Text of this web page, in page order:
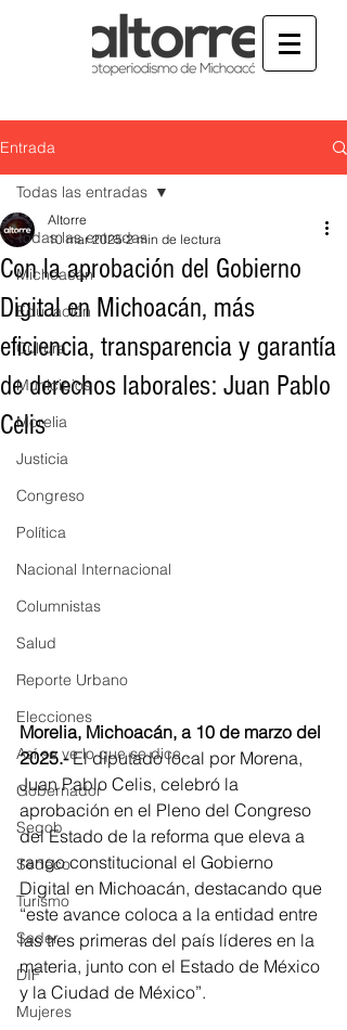
Entrada
Todas las entradas
Michoacán
Educación
Cultura
Municipios
Morelia
Justicia
Congreso
Política
Nacional Internacional
Columnistas
Salud
Reporte Urbano
Elecciones
Así se ve lo que se dice...
Gobernador
Segob
Sedeco
Turismo
Sader
DIF
Mujeres
Todas las entradas
Con la aprobación del Gobierno
Digital en Michoacán, más
eficiencia, transparencia y garantía
de derechos laborales: Juan Pablo
Celis
Altorre
10 mar 2025 2 min de lectura
Morelia, Michoacán, a 10 de marzo del
2025.- El diputado local por Morena,
Juan Pablo Celis, celebró la
aprobación en el Pleno del Congreso
del Estado de la reforma que eleva a
rango constitucional el Gobierno
Digital en Michoacán, destacando que
“este avance coloca a la entidad entre
las tres primeras del país líderes en la
materia, junto con el Estado de México
y la Ciudad de México”.